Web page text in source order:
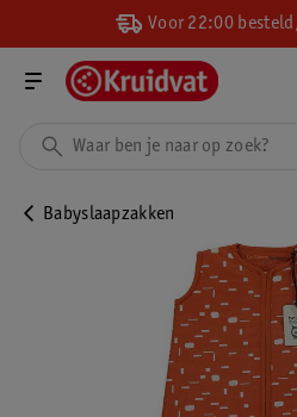
Voor 22:00
Babyslaapzakken